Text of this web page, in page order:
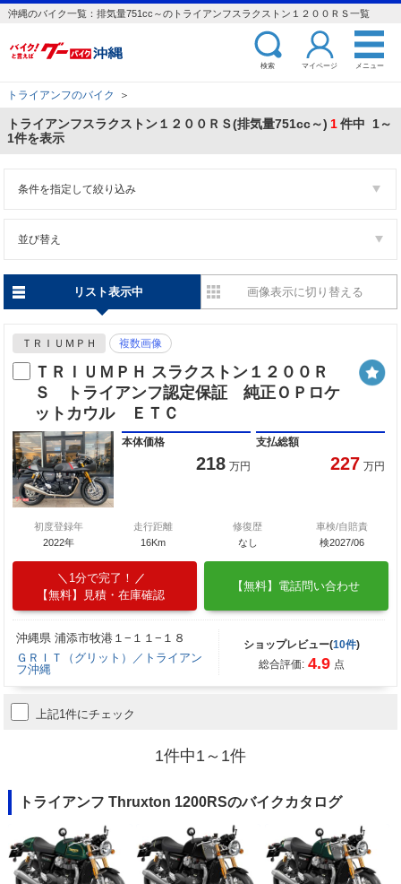
沖縄のバイク一覧：排気量751cc～のトライアンフスラクストン１２００ＲＳ一覧
検索 マイページ メニュー
トライアンフのバイク ＞
トライアンフスラクストン１２００ＲＳ(排気量751cc～) 1件中 1～
1件を表示
条件を指定して絞り込み
並び替え
リスト表示中 画像表示に切り替える
ＴＲＩＵＭＰＨ 複数画像
ＴＲＩＵＭＰＨ スラクストン１２００Ｒ
Ｓ トライアンフ認定保証 純正ＯＰロケ
ットカウル ＥＴＣ
本体価格
218 万円
支払総額
227 万円
初度登録年
2022年
走行距離
16Km
修復歴
なし
車検/自賠責
検2027/06
1分で完了！
【無料】見積・在庫確認
【無料】電話問い合わせ
沖縄県 浦添市牧港１−１１−１８
ＧＲＩＴ（グリット）／トライアン
フ沖縄
ショップレビュー(10件)
総合評価: 4.9 点
上記1件にチェック
1件中1～1件
トライアンフ Thruxton 1200RSのバイクカタログ